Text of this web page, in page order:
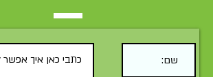
Submit